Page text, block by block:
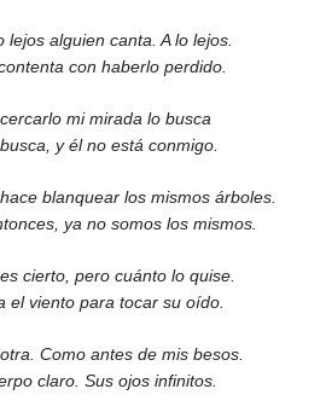
lejos alguien canta. A lo lejos.
con haberlo perdido.
mi mirada lo busca
y él no está conmigo.
blanquear los mismos árboles.
ya no somos los mismos.
cierto, pero cuánto lo quise.
el viento para tocar su oído.
Como antes de mis besos.
claro. Sus ojos infinitos.